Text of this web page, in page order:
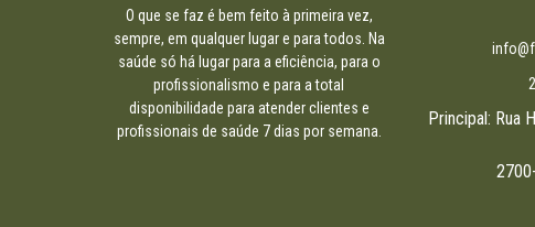
O que se faz é bem feito à primeira vez,
sempre, em qualquer lugar e para todos. Na
saúde só há lugar para a eficiência, para o
profissionalismo e para a total
disponibilidade para atender clientes e
profissionais de saúde 7 dias por semana.
Principal: Rua